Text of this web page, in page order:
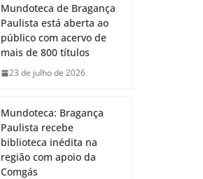
Mundoteca de Bragança
Paulista está aberta ao
público com acervo de
mais de 800 títulos
23 de julho de 2026
Mundoteca: Bragança
Paulista recebe
biblioteca inédita na
região com apoio da
Comgás